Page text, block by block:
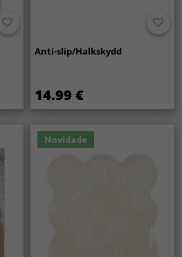
Anti-slip/Halkskydd
14.99 €
Novidade